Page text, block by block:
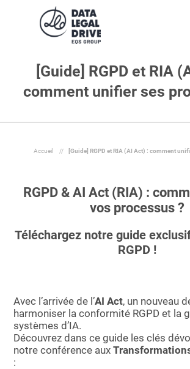
Solutions
Solutions
DLD par secteur
Partenaires
Ressources
Ressources
Livres blancs
Outils
L'entreprise
Rejoignez-nous !
Fr
[Guide] RGPD et RIA
comment unifier ses
Accueil // [Guide] RGPD et RIA (AI Act) : comment
RGPD & AI Act (RIA) :
vos processus ?
Téléchargez notre guide
RGPD !
Avec l’arrivée de l’AI Act, un nouveau
harmoniser la conformité RGPD et la
systèmes d’IA.
Découvrez dans ce guide les clés
notre conférence aux
: